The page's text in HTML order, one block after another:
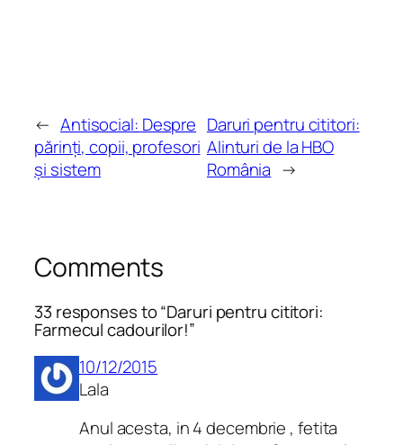
← Antisocial: Despre
părinți, copii, profesori
și sistem
Daruri pentru cititori:
Alinturi de la HBO
România →
Comments
33 responses to “Daruri pentru cititori:
Farmecul cadourilor!”
10/12/2015
Lala
Anul acesta, in 4 decembrie , fetita